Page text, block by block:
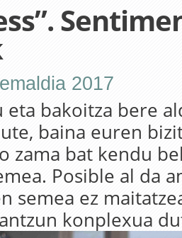
2017
eta bakoitza bere
baina euren
zama bat kendu
Posible al da
semea ez
konplexua